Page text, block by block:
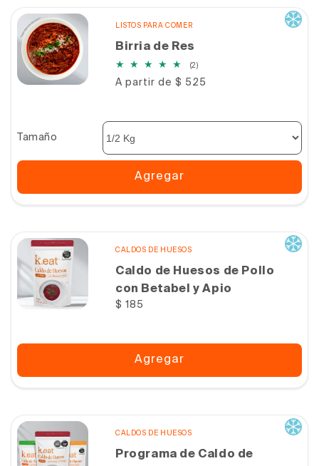
LISTOS PARA COMER
Birria de Res
(2)2
totales
Precio
A partir de $ 525
Tamaño
Agregar
CALDOS DE HUESOS
Caldo de Huesos de Pollo
con Betabel y Apio
Precio
$ 185
Agregar
CALDOS DE HUESOS
Programa de Caldo de